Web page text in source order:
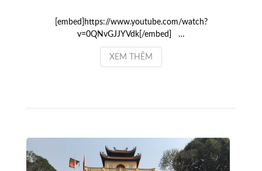
[embed]https://www.youtube.com/watch?
v=0QNvGJJYVdk[/embed] …
XEM THÊM